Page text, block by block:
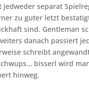
jedweder separat
zu guter letzt
sind. Gentleman
danach passiert
schreibt
bisserl wird
hinweg.